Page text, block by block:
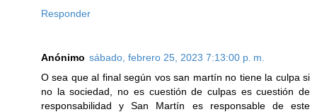
Responder
Anónimo sábado, febrero 25, 2023 7:13:00 p. m.
O sea que al final según vos san martín no tiene la culpa si
no la sociedad, no es cuestión de culpas es cuestión de
responsabilidad y San Martín es responsable de este